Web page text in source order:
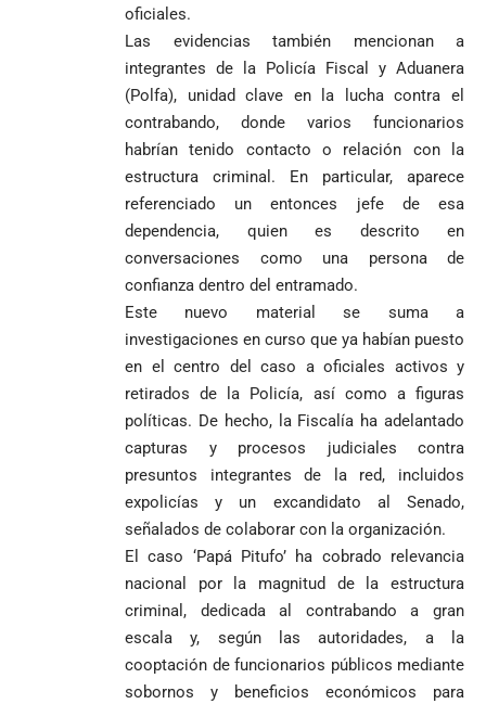
oficiales.
Las evidencias también mencionan a
integrantes de la Policía Fiscal y Aduanera
(Polfa), unidad clave en la lucha contra el
contrabando, donde varios funcionarios
habrían tenido contacto o relación con la
estructura criminal. En particular, aparece
referenciado un entonces jefe de esa
dependencia, quien es descrito en
conversaciones como una persona de
confianza dentro del entramado.
Este nuevo material se suma a
investigaciones en curso que ya habían puesto
en el centro del caso a oficiales activos y
retirados de la Policía, así como a figuras
políticas. De hecho, la Fiscalía ha adelantado
capturas y procesos judiciales contra
presuntos integrantes de la red, incluidos
expolicías y un excandidato al Senado,
señalados de colaborar con la organización.
El caso ‘Papá Pitufo’ ha cobrado relevancia
nacional por la magnitud de la estructura
criminal, dedicada al contrabando a gran
escala y, según las autoridades, a la
cooptación de funcionarios públicos mediante
sobornos y beneficios económicos para